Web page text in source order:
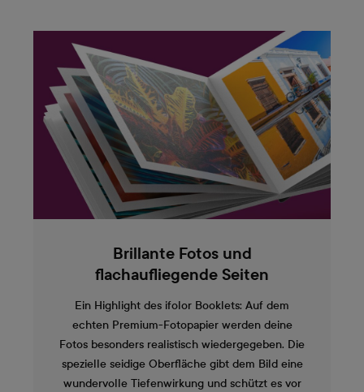
Brillante Fotos und
flachaufliegende Seiten
Ein Highlight des ifolor Booklets: Auf dem
echten Premium-Fotopapier werden deine
Fotos besonders realistisch wiedergegeben. Die
spezielle seidige Oberfläche gibt dem Bild eine
wundervolle Tiefenwirkung und schützt es vor